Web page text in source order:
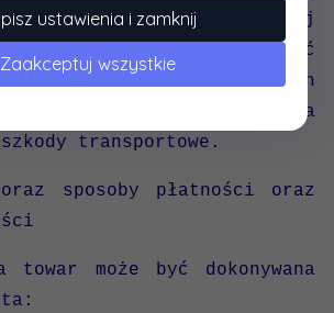
firmy dostarczającej
tego może wydłużyć
okolicznościach
odpowiedzialność za
transportowe.
sposoby płatności oraz
towar może być dokonywana
ustawienia i zamknij
Zaakceptuj wszystkie